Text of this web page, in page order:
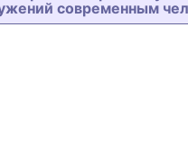
современным